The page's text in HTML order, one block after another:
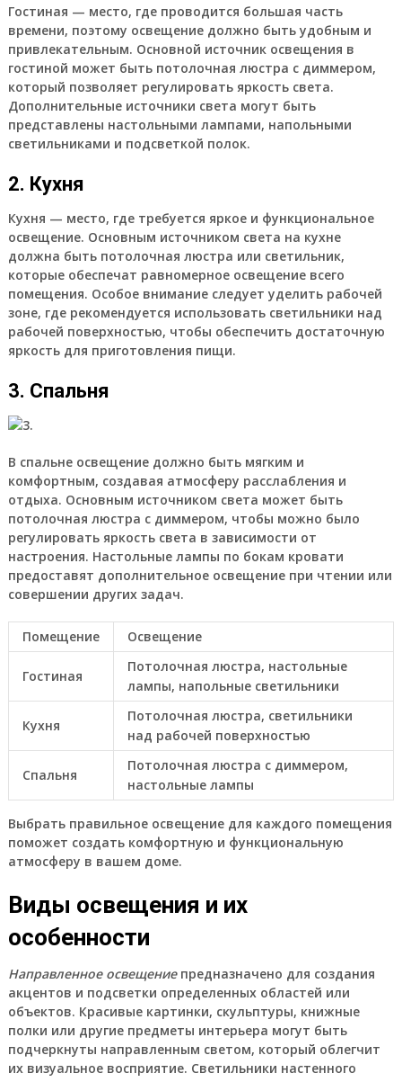
Гостиная — место, где проводится большая часть
времени, поэтому освещение должно быть удобным и
привлекательным. Основной источник освещения в
гостиной может быть потолочная люстра с диммером,
который позволяет регулировать яркость света.
Дополнительные источники света могут быть
представлены настольными лампами, напольными
светильниками и подсветкой полок.
2. Кухня
Кухня — место, где требуется яркое и функциональное
освещение. Основным источником света на кухне
должна быть потолочная люстра или светильник,
которые обеспечат равномерное освещение всего
помещения. Особое внимание следует уделить рабочей
зоне, где рекомендуется использовать светильники над
рабочей поверхностью, чтобы обеспечить достаточную
яркость для приготовления пищи.
3. Спальня
В спальне освещение должно быть мягким и
комфортным, создавая атмосферу расслабления и
отдыха. Основным источником света может быть
потолочная люстра с диммером, чтобы можно было
регулировать яркость света в зависимости от
настроения. Настольные лампы по бокам кровати
предоставят дополнительное освещение при чтении или
совершении других задач.
Помещение Освещение
Гостиная
Потолочная люстра, настольные
лампы, напольные светильники
Кухня
Потолочная люстра, светильники
над рабочей поверхностью
Спальня
Потолочная люстра с диммером,
настольные лампы
Выбрать правильное освещение для каждого помещения
поможет создать комфортную и функциональную
атмосферу в вашем доме.
Виды освещения и их
особенности
Направленное освещениепредназначено для создания
акцентов и подсветки определенных областей или
объектов. Красивые картинки, скульптуры, книжные
полки или другие предметы интерьера могут быть
подчеркнуты направленным светом, который облегчит
их визуальное восприятие. Светильники настенного